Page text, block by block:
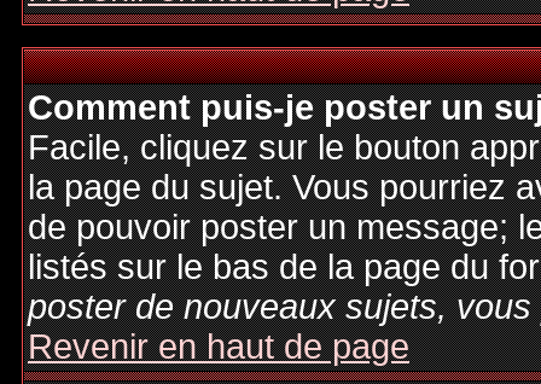
Comment puis-je poster un
Facile, cliquez sur le bouton
la page du sujet. Vous pourriez
de pouvoir poster un message;
listés sur le bas de la page du
poster de nouveaux sujets,
Revenir en haut de page